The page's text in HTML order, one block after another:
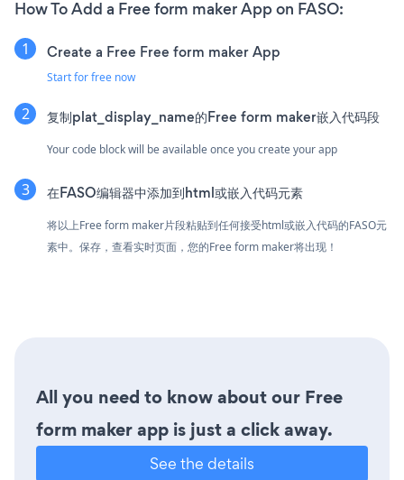
How To Add a Free form maker App on FASO:
Create a Free Free form maker App
Start for free now
复制plat_display_name的Free form maker嵌入代码段
Your code block will be available once you create your app
在FASO编辑器中添加到html或嵌入代码元素
将以上Free form maker片段粘贴到任何接受html或嵌入代码的FASO元
素中。保存，查看实时页面，您的Free form maker将出现！
All you need to know about our Free
form maker app is just a click away.
See the details